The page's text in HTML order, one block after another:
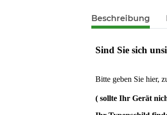
Beschreibung